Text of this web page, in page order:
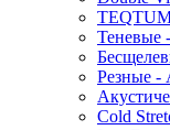
Теневые
Резные -
Cold